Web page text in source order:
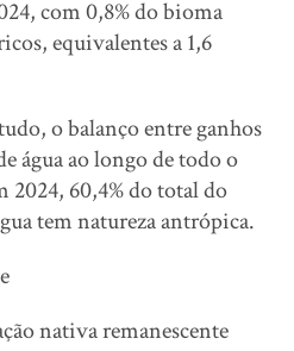
com 0,8% do bioma
equivalentes a 1,6
o balanço entre ganhos
água ao longo de todo o
2024, 60,4% do total do
tem natureza antrópica.
nativa remanescente